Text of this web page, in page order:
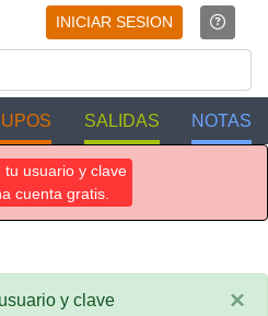
INICIAR SESION
SALIDAS NOTAS
tu usuario y clave
cuenta gratis.
y clave
×